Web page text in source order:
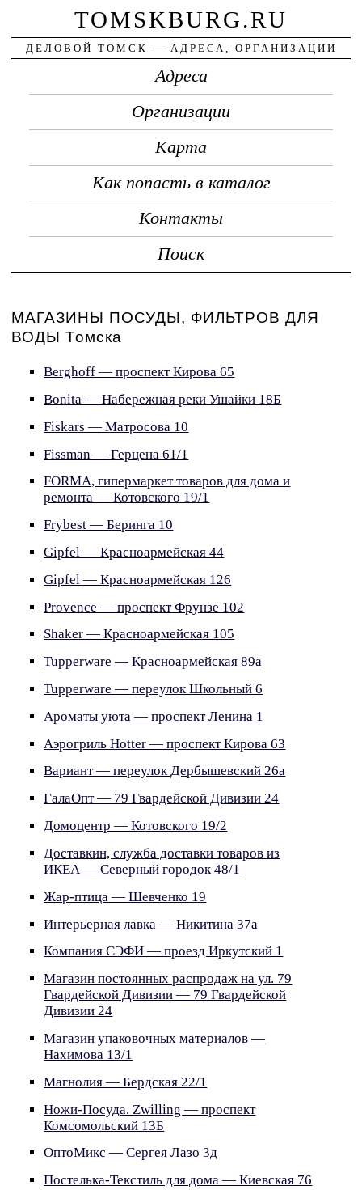
TOMSKBURG.RU
ДЕЛОВОЙ ТОМСК — АДРЕСА, ОРГАНИЗАЦИИ
Адреса
Организации
Карта
Как попасть в каталог
Контакты
Поиск
МАГАЗИНЫ ПОСУДЫ, ФИЛЬТРОВ ДЛЯ
ВОДЫ Томска
Berghoff — проспект Кирова 65
Bonita — Набережная реки Ушайки 18Б
Fiskars — Матросова 10
Fissman — Герцена 61/1
FORMA, гипермаркет товаров для дома и
ремонта — Котовского 19/1
Frybest — Беринга 10
Gipfel — Красноармейская 44
Gipfel — Красноармейская 126
Provence — проспект Фрунзе 102
Shaker — Красноармейская 105
Tupperware — Красноармейская 89а
Tupperware — переулок Школьный 6
Ароматы уюта — проспект Ленина 1
Аэрогриль Hotter — проспект Кирова 63
Вариант — переулок Дербышевский 26а
ГалаОпт — 79 Гвардейской Дивизии 24
Домоцентр — Котовского 19/2
Доставкин, служба доставки товаров из
ИКЕА — Северный городок 48/1
Жар-птица — Шевченко 19
Интерьерная лавка — Никитина 37а
Компания СЭФИ — проезд Иркутский 1
Магазин постоянных распродаж на ул. 79
Гвардейской Дивизии — 79 Гвардейской
Дивизии 24
Магазин упаковочных материалов —
Нахимова 13/1
Магнолия — Бердская 22/1
Ножи-Посуда. Zwilling — проспект
Комсомольский 13Б
ОптоМикс — Сергея Лазо 3д
Постелька-Текстиль для дома — Киевская 76